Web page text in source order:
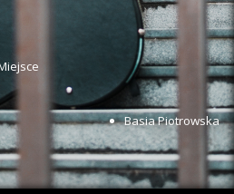
Basia Piotrowska